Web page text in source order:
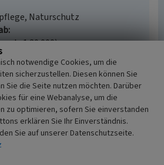
Naturschutz
als 1:20.000)
kartierung, Fernerkundung,
Ortsansässiger, Ortskundiger
Hinweis
notwendige Cookies, um die
sicherzustellen. Diesen können Sie
Sie die Seite nutzen möchten. Darüber
für eine Webanalyse, um die
zu optimieren, sofern Sie einverstanden
erklären Sie Ihr Einverständnis.
Sie auf unserer Datenschutzseite.